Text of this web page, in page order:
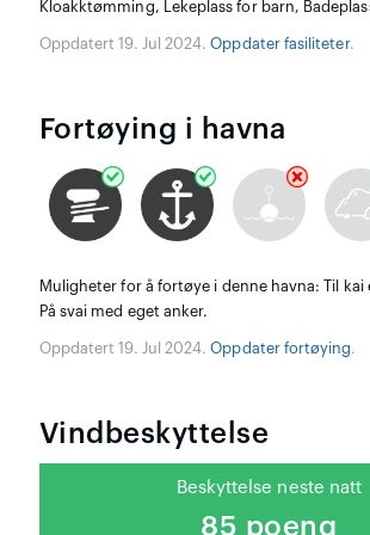
Kloakktømming, Lekeplass for barn,
Oppdatert 19. Jul 2024.Oppdater fasiliteter.
Fortøying i havna
Muligheter for å fortøye i denne havna: Til kai
På svai med eget anker.
Oppdatert 19. Jul 2024.Oppdater fortøying.
Vindbeskyttelse
Beskyttelse neste natt
85 poeng